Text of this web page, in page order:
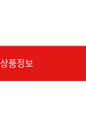
상품정보